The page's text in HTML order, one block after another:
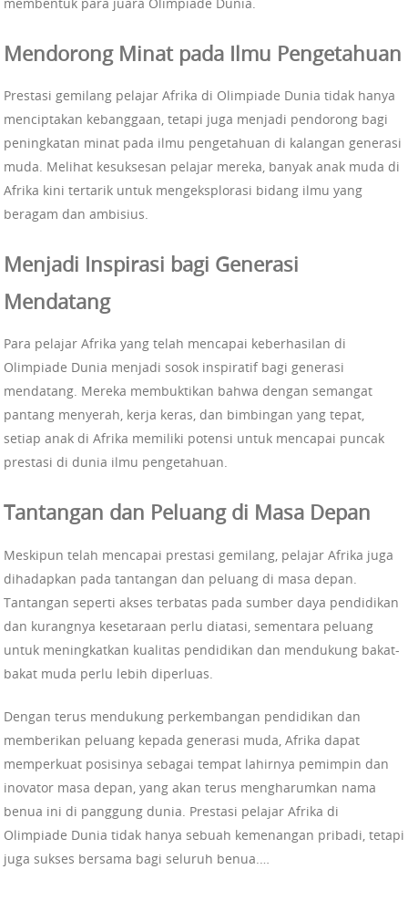
Mendorong Minat pada Ilmu Pengetahuan
Prestasi gemilang pelajar Afrika di Olimpiade Dunia tidak hanya
menciptakan kebanggaan, tetapi juga menjadi pendorong bagi
peningkatan minat pada ilmu pengetahuan di kalangan generasi
muda. Melihat kesuksesan pelajar mereka, banyak anak muda di
Afrika kini tertarik untuk mengeksplorasi bidang ilmu yang
beragam dan ambisius.
Menjadi Inspirasi bagi Generasi
Mendatang
Para pelajar Afrika yang telah mencapai keberhasilan di
Olimpiade Dunia menjadi sosok inspiratif bagi generasi
mendatang. Mereka membuktikan bahwa dengan semangat
pantang menyerah, kerja keras, dan bimbingan yang tepat,
setiap anak di Afrika memiliki potensi untuk mencapai puncak
prestasi di dunia ilmu pengetahuan.
Tantangan dan Peluang di Masa Depan
Meskipun telah mencapai prestasi gemilang, pelajar Afrika juga
dihadapkan pada tantangan dan peluang di masa depan.
Tantangan seperti akses terbatas pada sumber daya pendidikan
dan kurangnya kesetaraan perlu diatasi, sementara peluang
untuk meningkatkan kualitas pendidikan dan mendukung bakat-
bakat muda perlu lebih diperluas.
Dengan terus mendukung perkembangan pendidikan dan
memberikan peluang kepada generasi muda, Afrika dapat
memperkuat posisinya sebagai tempat lahirnya pemimpin dan
inovator masa depan, yang akan terus mengharumkan nama
benua ini di panggung dunia. Prestasi pelajar Afrika di
Olimpiade Dunia tidak hanya sebuah kemenangan pribadi, tetapi
juga sukses bersama bagi seluruh benua.…